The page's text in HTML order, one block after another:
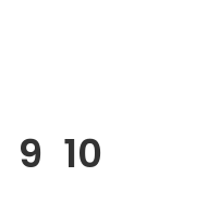
9 10